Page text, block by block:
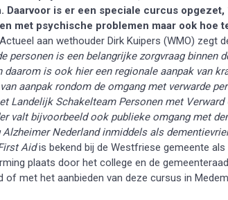
Daarvoor is er een speciale curcus
met psychische problemen maar ook hoe
aan wethouder Dirk Kuipers (WMO) zegt
personen is een belangrijke zorgvraag binnen
daarom is ook hier een regionale aanpak van
aanpak rondom de omgang met verwarde
Landelijk Schakelteam Personen met Verward
valt bijvoorbeeld ook publieke omgang met
Nederland inmiddels als
Aidis bekend bij de Westfriese gemeente
plaats door het college en de
of met het aanbieden van deze cursus in